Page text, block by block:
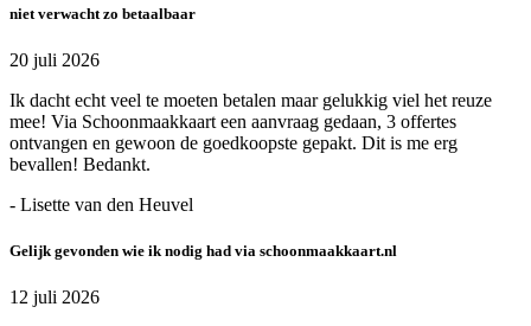
niet verwacht zo betaalbaar
20 juli 2026
Ik dacht echt veel te moeten betalen maar gelukkig viel het reuze
mee! Via Schoonmaakkaart een aanvraag gedaan, 3 offertes
ontvangen en gewoon de goedkoopste gepakt. Dit is me erg
bevallen! Bedankt.
- Lisette van den Heuvel
Gelijk gevonden wie ik nodig had via schoonmaakkaart.nl
12 juli 2026